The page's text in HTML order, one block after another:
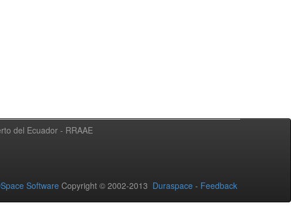
del Ecuador - RRAAE
Software Copyright © 2002-2013 Duraspace - Feedback